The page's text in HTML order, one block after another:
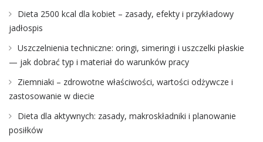
Dieta 2500 kcal dla kobiet – zasady, efekty i przykładowy
jadłospis
Uszczelnienia techniczne: oringi, simeringi i uszczelki płaskie
— jak dobrać typ i materiał do warunków pracy
Ziemniaki – zdrowotne właściwości, wartości odżywcze i
zastosowanie w diecie
Dieta dla aktywnych: zasady, makroskładniki i planowanie
posiłków